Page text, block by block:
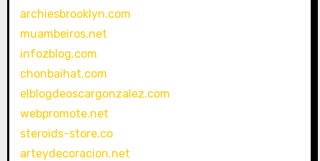
archiesbrooklyn.com
muambeiros.net
infozblog.com
chonbaihat.com
elblogdeoscargonzalez.com
webpromote.net
steroids-store.co
arteydecoracion.net